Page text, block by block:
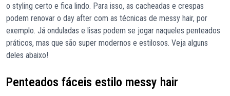
o styling certo e fica lindo. Para isso, as cacheadas e crespas
podem renovar o day after com as técnicas de messy hair, por
exemplo. Já onduladas e lisas podem se jogar naqueles penteados
práticos, mas que são super modernos e estilosos. Veja alguns
deles abaixo!
Penteados fáceis estilo messy hair